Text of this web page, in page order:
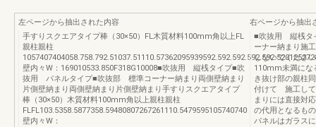
左ページから抽出された内容
手すりスクエアタイプ棒（30×50）FL木質材料100mm角以上FL
親柱親柱
壁内々W：169010533.850F318G10008■吹抜用 縦桟タイプ■吹
抜用 パネルタイプ■吹抜部 標準コーナー納まり両側壁納まり
片側壁納まり両側壁納まり片側壁納まり手すりスクエアタイプ
棒（30×50）木質材料100mm角以上親柱親柱
FLFL103.5358.5877358.59480807267261110.5479595105740740
壁内々W：
右ページから抽出
■吹抜用 縦桟タ
ーナー納まり施
しないでくださ
110mm未満に
き抜け部の親柱
付けて 施工して
まりには直接対
の代用となるも
パネルはガラス